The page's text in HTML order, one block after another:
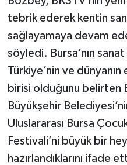
tebrik ederek kentin
sağlayamaya devam
söyledi. Bursa’nın
Türkiye’nin ve
birisi olduğunu belirten
Büyükşehir
Uluslararası Bursa
Festivali’ni büyük bir
hazırlandıklarını ifade